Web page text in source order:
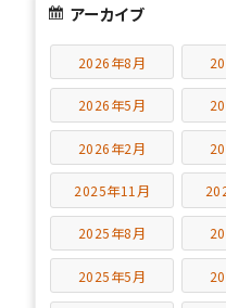
アーカイブ
2026年8月
2026年5月
2026年2月
2025年11月
2025年8月
2025年5月